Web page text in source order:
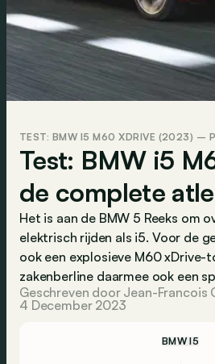
TEST: BMW I5 M60 XDRIVE (2023) –
Test: BMW i5
de complete
Het is aan de BMW 5 Reeks om
elektrisch rijden als i5. Voor de
ook een explosieve M60 xDrive-
zakenberline daarmee ook een
Geschreven door Jean-Francois
4 December 2023
BMW I5